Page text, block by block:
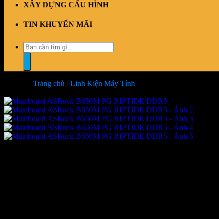
XÂY DỰNG CẤU HÌNH
TIN KHUYẾN MÃI
Tìm
kiếm:
Trang chủ / Linh Kiện Máy Tính